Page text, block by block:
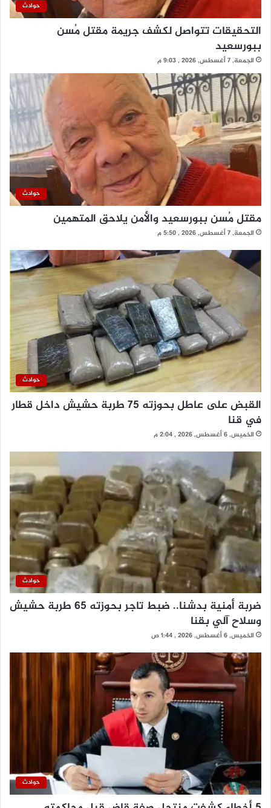
حوادث
التحقيقات تتواصل لكشف جريمة مقتل مُسن
ببورسعيد
الجمعة, 7 أغسطس, 2026 , 9:03 م
حوادث
مقتل مُسن ببورسعيد والأمن يلاحق المتهمين
الجمعة, 7 أغسطس, 2026 , 5:50 م
حوادث
القبض على عاطل بحوزته 75 طربة حشيش داخل قطار
في قنا
الخميس, 6 أغسطس, 2026 , 2:04 م
حوادث
ضربة أمنية بدشنا.. ضبط تاجر بحوزته 65 طربة حشيش
وسلاح آلي بقنا
الخميس, 6 أغسطس, 2026 , 1:44 ص
حوادث